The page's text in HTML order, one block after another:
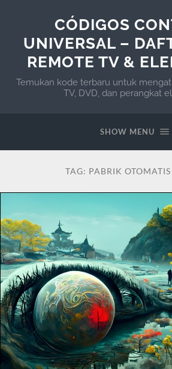
CÓDIGOS
UNIVERSAL –
REMOTE TV &
Temukan kode terbaru untuk
TV, DVD, dan perangkat
SHOW MENU
TAG: PABRIK OTOMATIS